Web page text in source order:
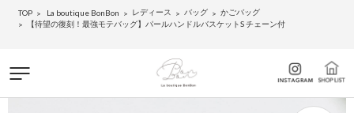
TOP La boutique BonBon レディース バッグ
かごバッグ
【待望の復刻！最強モテバッグ】パールハンドルバスケットS チェーン付